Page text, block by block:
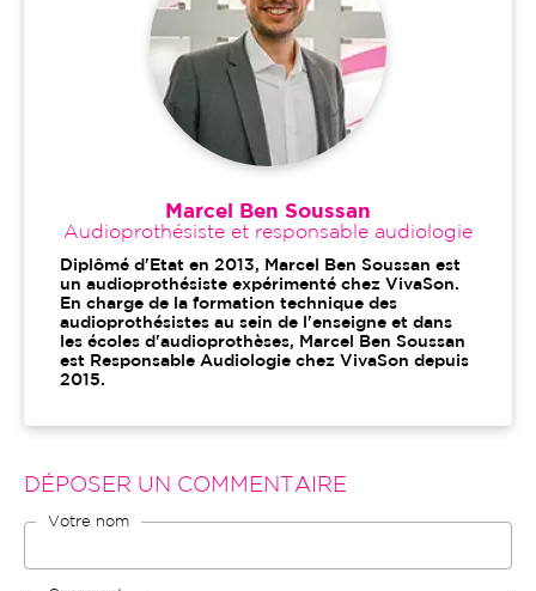
Marcel Ben Soussan
Audioprothésiste et responsable audiologie
Diplômé d'Etat en 2013, Marcel Ben Soussan est
un audioprothésiste expérimenté chez VivaSon.
En charge de la formation technique des
audioprothésistes au sein de l'enseigne et dans
les écoles d'audioprothèses, Marcel Ben Soussan
est Responsable Audiologie chez VivaSon depuis
2015.
DÉPOSER UN COMMENTAIRE
Votre nom